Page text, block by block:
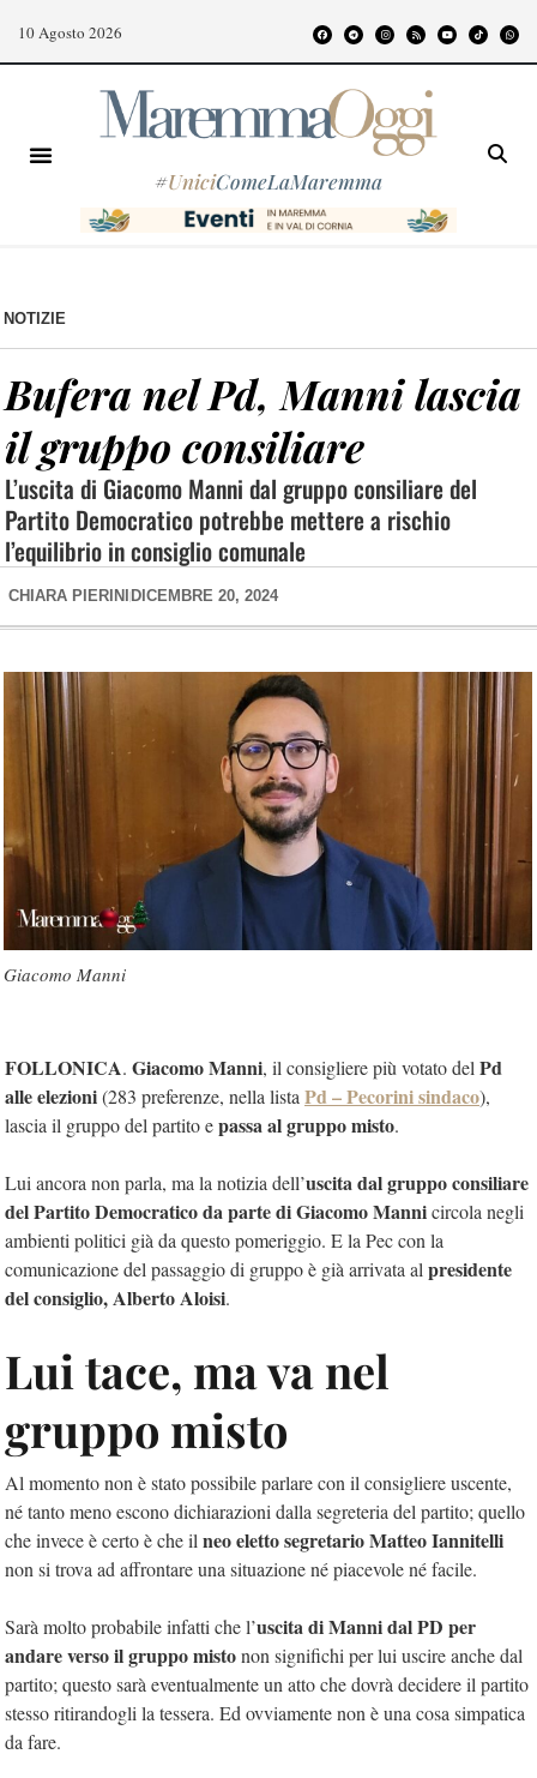
10 Agosto 2026
#UniciComeLaMaremma
NOTIZIE
Bufera nel Pd, Manni lascia
il gruppo consiliare
L’uscita di Giacomo Manni dal gruppo consiliare del
Partito Democratico potrebbe mettere a rischio
l’equilibrio in consiglio comunale
CHIARA PIERINI DICEMBRE 20, 2024
Giacomo Manni
FOLLONICA. Giacomo Manni, il consigliere più votato del Pd
alle elezioni(283 preferenze, nella lista Pd – Pecorini sindaco),
lascia il gruppo del partito epassa al gruppo misto.
Lui ancora non parla, ma la notizia dell’uscita dal gruppo consiliare
del Partito Democratico da parte di Giacomo Mannicircola negli
ambienti politici già da questo pomeriggio. E la Pec con la
comunicazione del passaggio di gruppo è già arrivata al presidente
del consiglio, Alberto Aloisi.
Lui tace, ma va nel
gruppo misto
Al momento non è stato possibile parlare con il consigliere uscente,
né tanto meno escono dichiarazioni dalla segreteria del partito; quello
che invece è certo è che il neo eletto segretario Matteo Iannitelli
non si trova ad affrontare una situazione né piacevole né facile.
Sarà molto probabile infatti che l’uscita di Manni dal PD per
andare verso il gruppo mistonon significhi per lui uscire anche dal
partito; questo sarà eventualmente un atto che dovrà decidere il partito
stesso ritirandogli la tessera. Ed ovviamente non è una cosa simpatica
da fare.